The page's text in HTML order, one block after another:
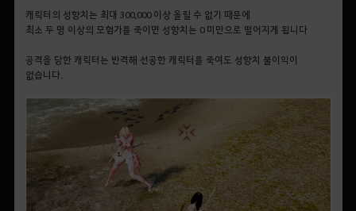
캐릭터의 성향치는 최대 300,000 이상 올릴 수 없기 때문에
최소 두 명 이상의 모험가를 죽이면 성향치는 0 미만으로 떨어지게 됩니다
공격을 당한 캐릭터는 반격해 선공한 캐릭터를 죽여도 성향치 불이익이
없습니다.